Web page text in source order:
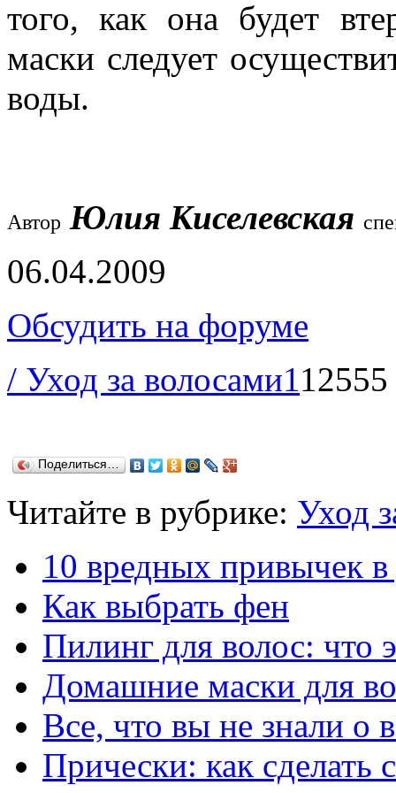
того, как она будет
маски следует
воды.
Автор Юлия Киселевская
06.04.2009
Обсудить на форуме
/ Уход за волосами112555
Поделиться…
Читайте в рубрике: Уход
10 вредных привычек в
Как выбрать фен
Пилинг для волос: что
Домашние маски для
Все, что вы не знали о
Прически: как сделать